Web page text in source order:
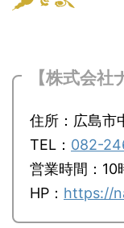
【株式会社
住所：広島市
TEL： 082-
営業時間：10
HP： https://